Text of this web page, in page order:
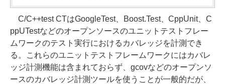
C/C++test CTはGoogleTest、Boost.Test、CppUnit、C
ppUTestなどのオープンソースのユニットテストフレー
ムワークのテスト実行におけるカバレッジを計測でき
る。これらのユニットテストフレームワークにはカバレ
ッジ計測機能は含まれておらず、gcovなどのオープンソ
ースのカバレッジ計測ツールを使うことが一般的だが、